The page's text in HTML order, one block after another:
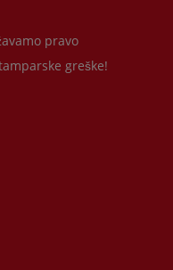
pravo
greške!